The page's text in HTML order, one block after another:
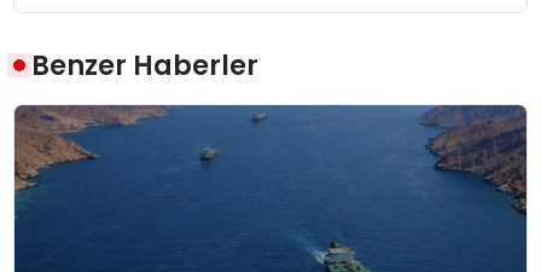
Benzer Haberler